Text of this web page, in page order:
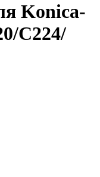
Konica-
C224/